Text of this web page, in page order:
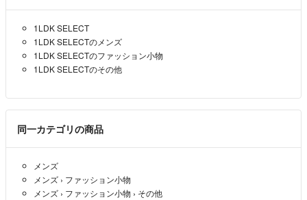
1LDK SELECT
1LDK SELECTのメンズ
1LDK SELECTのファッション小物
1LDK SELECTのその他
同一カテゴリの商品
メンズ
メンズ › ファッション小物
メンズ › ファッション小物 › その他